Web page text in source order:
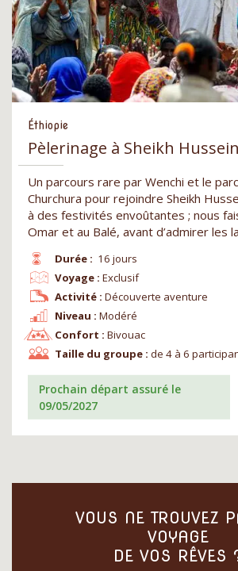
Éthiopie
Pèlerinage à Sheikh Hussein
Un parcours rare par Wenchi et le
Churchura pour rejoindre Sheikh
à des festivités envoûtantes ; nous
Omar et au Balé, avant d’admirer les
Durée : 16 jours
Niveau : Modéré
Voyage : Exclusif
Confort : Bivouac
Activité : Découverte aventure
Taille du groupe : de 4 à 6
Prochain départ assuré le
09/05/2027
VOUS NE TROUVEZ
VOYAGE
DE VOS RÊVES